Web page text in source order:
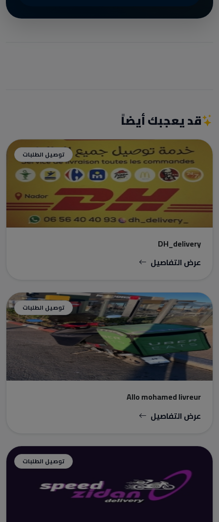
قد يعجبك أيضاً
توصيل الطلبات
DH_delivery
عرض التفاصيل
توصيل الطلبات
Allo mohamed livreur
عرض التفاصيل
توصيل الطلبات